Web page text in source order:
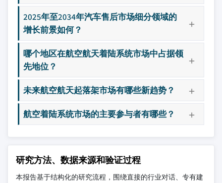
2025年至2034年汽车售后市场细分领域的
增长前景如何？
哪个地区在航空航天着陆系统市场中占据领
先地位？
未来航空航天起落架市场有哪些新趋势？
航空着陆系统市场的主要参与者有哪些？
研究方法、数据来源和验证过程
本报告基于结构化的研究流程，围绕直接的行业对话、专有建